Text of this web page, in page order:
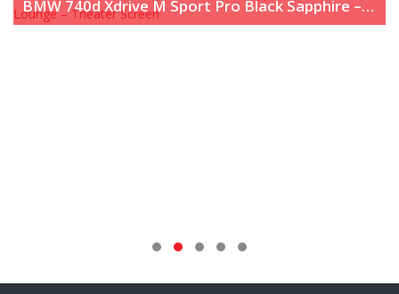
BMW 740d Xdrive M Sport Pro Black Sapphire – Executive Lounge – Theater Screen